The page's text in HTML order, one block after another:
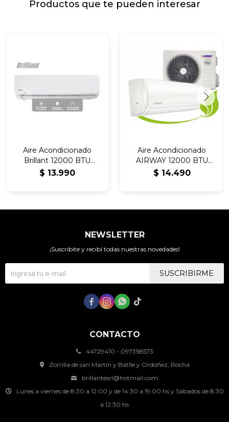
Productos que te pueden interesar
Aire Acondicionado
Brillant 12000 BTU
ON/OFF
$ 13.990
Aire Acondicionado
AIRWAY 12000 BTU
ON/OFF
$ 14.490
CONTACTO
44729410 - 097358573
Zorrilla de san Martín y Batlle y Ordóñez, Rocha
brillantesrl@hotmail.com
Lunes a viernes de 8:30 a 12:00 y de 14:30 a 19:00 hs y Sábados de 8:30
a 12:30 hs
NEWSLETTER
¡Suscribite y recibí todas nuestras novedades!
SUSCRIBIRME
   